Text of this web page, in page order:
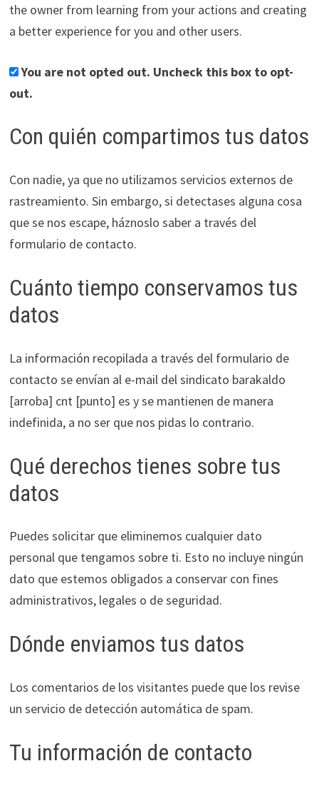
the owner from learning from your actions and creating
a better experience for you and other users.
You are not opted out. Uncheck this box to opt-
out.
Con quién compartimos tus datos
Con nadie, ya que no utilizamos servicios externos de
rastreamiento. Sin embargo, si detectases alguna cosa
que se nos escape, háznoslo saber a través del
formulario de contacto.
Cuánto tiempo conservamos tus
datos
La información recopilada a través del formulario de
contacto se envían al e-mail del sindicato barakaldo
[arroba] cnt [punto] es y se mantienen de manera
indefinida, a no ser que nos pidas lo contrario.
Qué derechos tienes sobre tus
datos
Puedes solicitar que eliminemos cualquier dato
personal que tengamos sobre ti. Esto no incluye ningún
dato que estemos obligados a conservar con fines
administrativos, legales o de seguridad.
Dónde enviamos tus datos
Los comentarios de los visitantes puede que los revise
un servicio de detección automática de spam.
Tu información de contacto